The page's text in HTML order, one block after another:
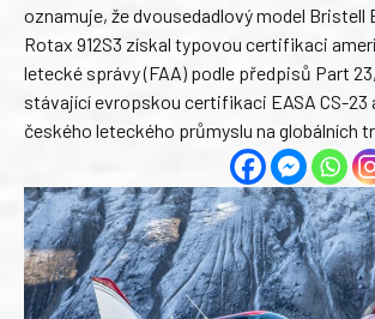
oznamuje, že dvousedadlový model Bristell
Rotax 912S3 získal typovou certifikaci
letecké správy (FAA) podle předpisů Part
stávající evropskou certifikaci EASA CS-23
českého leteckého průmyslu na globálních